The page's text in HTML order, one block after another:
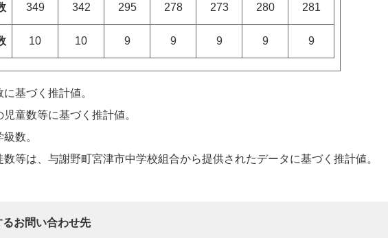
349 342 295 278 273 280 281
10 10 9 9 9 9 9
基づく推計値。
童数等に基づく推計値。
数。
等は、与謝野町宮津市中学校組合から提供されたデータに基づく推計値。
お問い合わせ先